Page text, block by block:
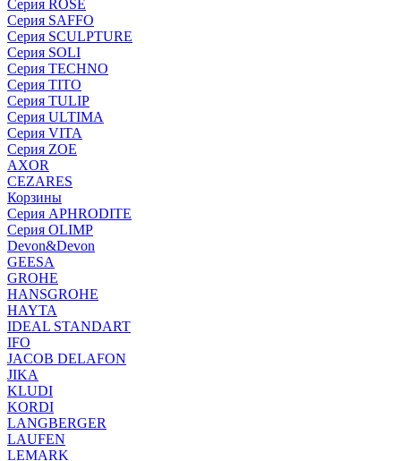
Серия ROSE
Серия SAFFO
Серия SCULPTURE
Серия SOLI
Серия TECHNO
Серия TITO
Серия TULIP
Серия ULTIMA
Серия VITA
Серия ZOE
AXOR
CEZARES
Корзины
Серия APHRODITE
Серия OLIMP
Devon&Devon
GEESA
GROHE
HANSGROHE
HAYTA
IDEAL STANDART
IFO
JACOB DELAFON
JIKA
KLUDI
KORDI
LANGBERGER
LAUFEN
LEMARK